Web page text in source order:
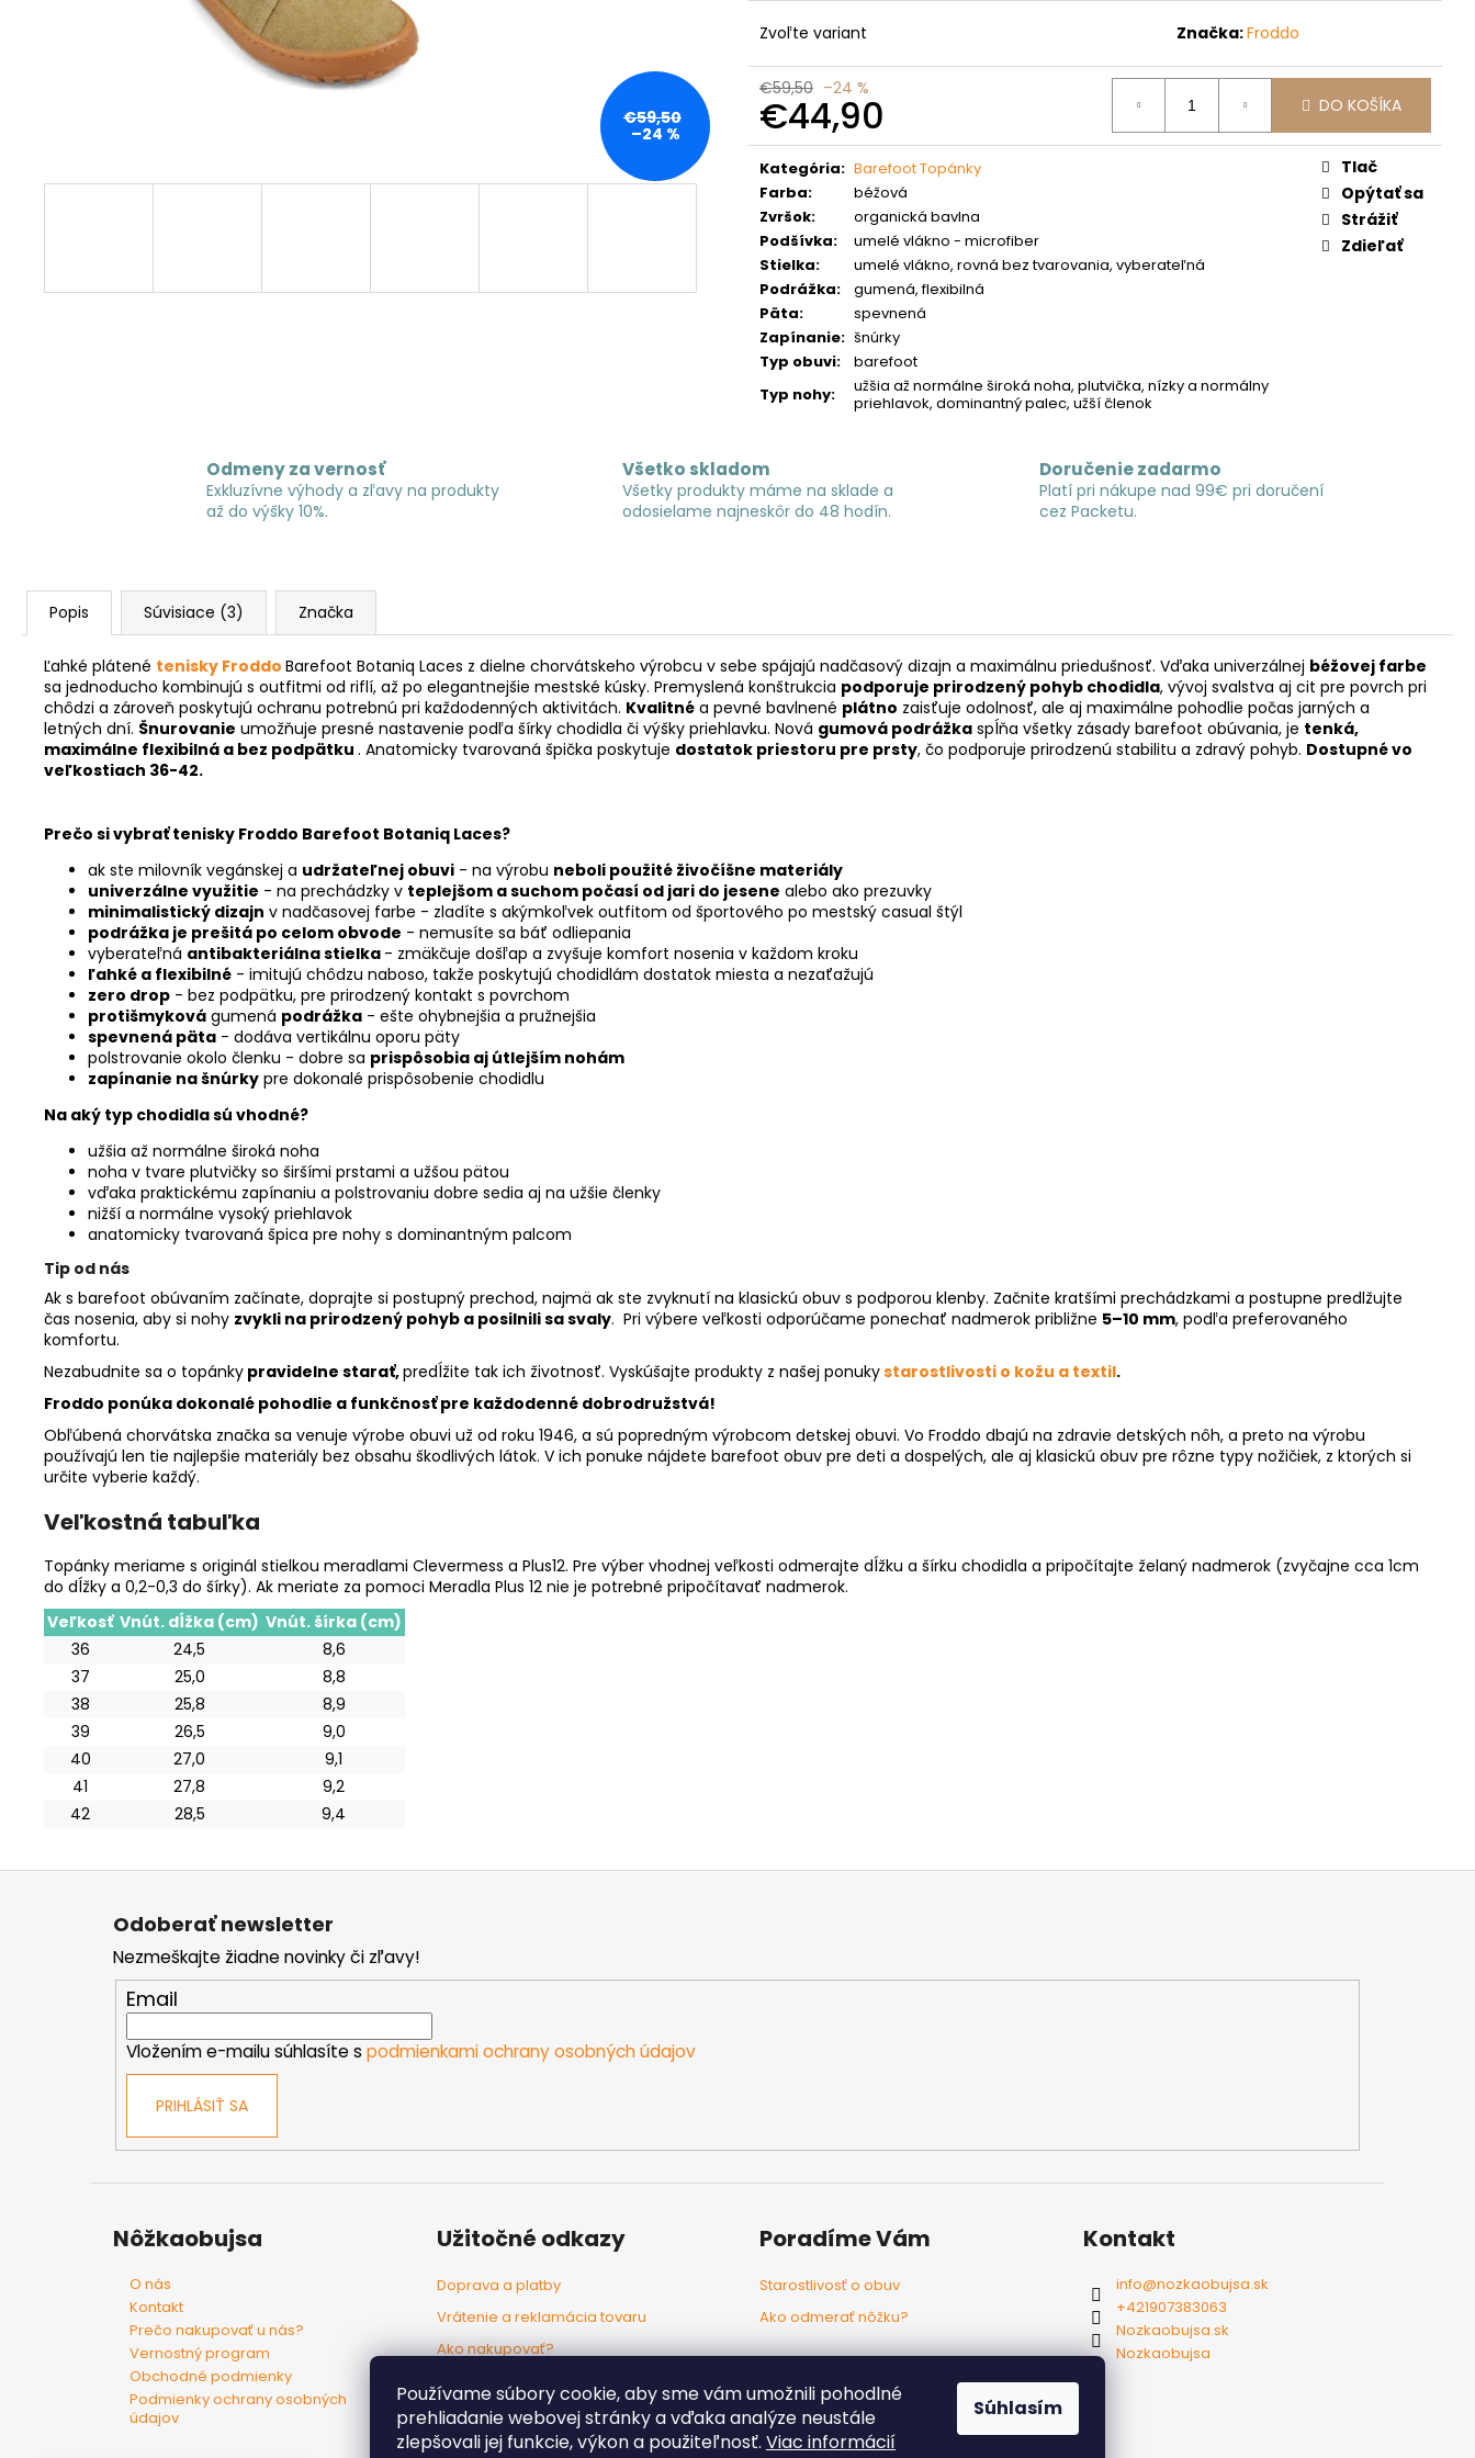
Používame súbory cookie, aby sme vám umožnili pohodlné
prehliadanie webovej stránky a vďaka analýze neustále
zlepšovali jej funkcie, výkon a použiteľnosť. Viac informácií
Súhlasím
Zvoľte variant Značka:Froddo
€59,50 –24 %
€44,90
Jednotková
cena:
DO KOŠÍKA
Kategória: Barefoot Topánky
Farba:
béžová
Zvršok:
organická bavlna
Podšívka:
umelé vlákno - microfiber
Stielka:
umelé vlákno, rovná bez tvarovania, vyberateľná
Podrážka:
gumená, flexibilná
Päta:
spevnená
Zapínanie: šnúrky
Typ obuvi:
barefoot
Typ nohy:
užšia až normálne široká noha, plutvička, nízky a normálny
priehlavok, dominantný palec, užší členok
Tlač
Opýtať sa
Strážiť
Zdieľať
€59,50
–24 %
Odmeny za vernosť
Exkluzívne výhody a zľavy na produkty
až do výšky 10%.
Všetko skladom
Všetky produkty máme na sklade a
odosielame najneskôr do 48 hodín.
Doručenie zadarmo
Platí pri nákupe nad 99€ pri doručení
cez Packetu.
Popis Súvisiace (3) Značka
Ľahké plátené tenisky Froddo Barefoot Botaniq Laces z dielne chorvátskeho výrobcu v sebe spájajú nadčasový dizajn a maximálnu priedušnosť. Vďaka univerzálnej béžovej farbe
sa jednoducho kombinujú s outfitmi od riflí, až po elegantnejšie mestské kúsky. Premyslená konštrukcia podporuje prirodzený pohyb chodidla, vývoj svalstva aj cit pre povrch pri
chôdzi a zároveň poskytujú ochranu potrebnú pri každodenných aktivitách. Kvalitné a pevné bavlnené plátno zaisťuje odolnosť, ale aj maximálne pohodlie počas jarných a
letných dní. Šnurovanie umožňuje presné nastavenie podľa šírky chodidla či výšky priehlavku. Nová gumová podrážka spĺňa všetky zásady barefoot obúvania, je tenká,
maximálne flexibilná a bez podpätku . Anatomicky tvarovaná špička poskytuje dostatok priestoru pre prsty, čo podporuje prirodzenú stabilitu a zdravý pohyb. Dostupné vo
veľkostiach 36-42.
Prečo si vybrať tenisky Froddo Barefoot Botaniq Laces?
ak ste milovník vegánskej a udržateľnej obuvi - na výrobu neboli použité živočíšne materiály
univerzálne využitie - na prechádzky v teplejšom a suchom počasí od jari do jesene alebo ako prezuvky
minimalistický dizajn v nadčasovej farbe - zladíte s akýmkoľvek outfitom od športového po mestský casual štýl
podrážka je prešitá po celom obvode - nemusíte sa báť odliepania
vyberateľná antibakteriálna stielka - zmäkčuje došľap a zvyšuje komfort nosenia v každom kroku
ľahké a flexibilné - imitujú chôdzu naboso, takže poskytujú chodidlám dostatok miesta a nezaťažujú
zero drop - bez podpätku, pre prirodzený kontakt s povrchom
protišmyková gumená podrážka - ešte ohybnejšia a pružnejšia
spevnená päta - dodáva vertikálnu oporu päty
polstrovanie okolo členku - dobre sa prispôsobia aj útlejším nohám
zapínanie na šnúrky pre dokonalé prispôsobenie chodidlu
Na aký typ chodidla sú vhodné?
užšia až normálne široká noha
noha v tvare plutvičky so širšími prstami a užšou pätou
vďaka praktickému zapínaniu a polstrovaniu dobre sedia aj na užšie členky
nižší a normálne vysoký priehlavok
anatomicky tvarovaná špica pre nohy s dominantným palcom
Tip od nás
Ak s barefoot obúvaním začínate, doprajte si postupný prechod, najmä ak ste zvyknutí na klasickú obuv s podporou klenby. Začnite kratšími prechádzkami a postupne predlžujte
čas nosenia, aby si nohy zvykli na prirodzený pohyb a posilnili sa svaly. Pri výbere veľkosti odporúčame ponechať nadmerok približne 5–10 mm, podľa preferovaného
komfortu.
Nezabudnite sa o topánky pravidelne starať,predĺžite tak ich životnosť. Vyskúšajte produkty z našej ponukystarostlivosti o kožu a textil.
Froddo ponúka dokonalé pohodlie a funkčnosťpre každodenné dobrodružstvá!
Obľúbená chorvátska značka sa venuje výrobe obuvi už od roku 1946, a sú popredným výrobcom detskej obuvi. Vo Froddo dbajú na zdravie detských nôh, a preto na výrobu
používajú len tie najlepšie materiály bez obsahu škodlivých látok. V ich ponuke nájdete barefoot obuv pre deti a dospelých, ale aj klasickú obuv pre rôzne typy nožičiek, z ktorých si
určite vyberie každý.
Veľkostná tabuľka
Topánky meriame s originál stielkou meradlami Clevermess a Plus12. Pre výber vhodnej veľkosti odmerajte dĺžku a šírku chodidla a pripočítajte želaný nadmerok (zvyčajne cca 1cm
do dĺžky a 0,2-0,3 do šírky). Ak meriate za pomoci Meradla Plus 12 nie je potrebné pripočítavať nadmerok.
Veľkosť Vnút. dĺžka (cm) Vnút. šírka (cm)
36
24,5
8,6
37
25,0
8,8
38
25,8
8,9
39
26,5
9,0
40
27,0
9,1
41
27,8
9,2
42
28,5 9,4
Odoberať newsletter
Nezmeškajte žiadne novinky či zľavy!
Email
Vložením e-mailu súhlasíte s podmienkami ochrany osobných údajov
PRIHLÁSIŤ SA
Nôžkaobujsa
O nás
Kontakt
Prečo nakupovať u nás?
Vernostný program
Obchodné podmienky
Podmienky ochrany osobných
údajov
Užitočné odkazy
Doprava a platby
Vrátenie a reklamácia tovaru
Ako nakupovať?
Tovar podľa značiek
Poradíme Vám
Starostlivosť o obuv
Ako odmerať nôžku?
Kontakt
info@nozkaobujsa.sk
+421907383063
Nozkaobujsa.sk
Nozkaobujsa